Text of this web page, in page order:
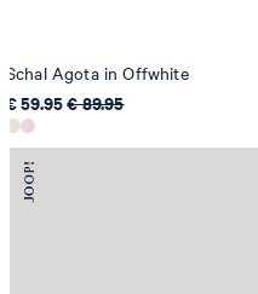
Schal Agota in Offwhite
€ 59.95€ 89.95